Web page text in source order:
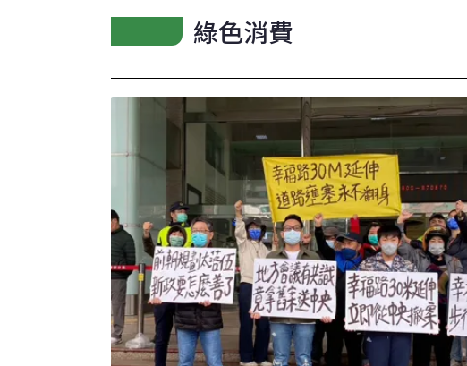
綠色消費